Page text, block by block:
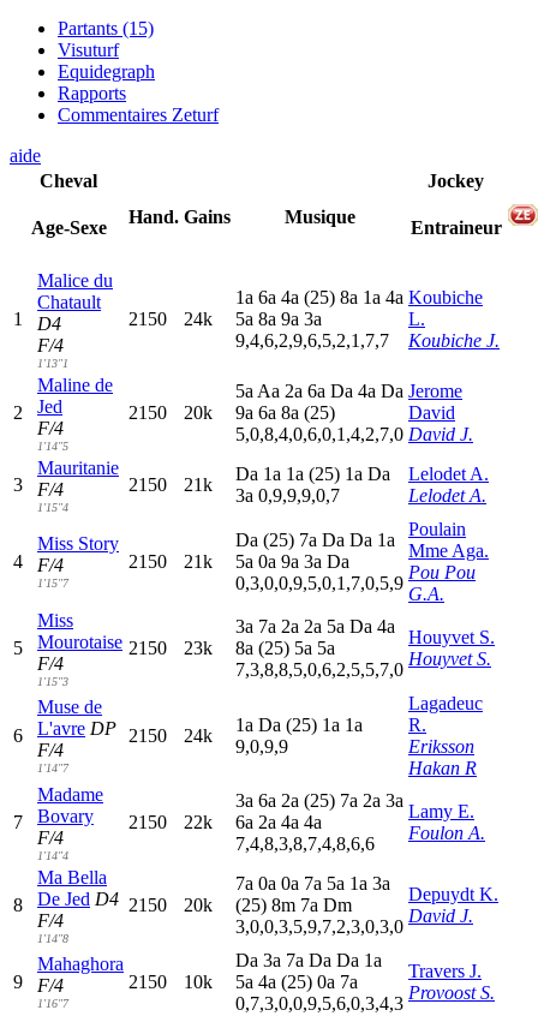
Partants (15)
Visuturf
Equidegraph
Rapports
Commentaires Zeturf
aide
Cheval
Age-Sexe
Hand. Gains Musique
Jockey
Entraineur
1
Malice du
Chatault
D4
F/4
1'13"1
2150 24k
1a 6a 4a (25) 8a 1a 4a
5a 8a 9a 3a
9,4,6,2,9,6,5,2,1,7,7
Koubiche
L.
Koubiche J.
2
Maline de
Jed
F/4
1'14"5
2150 20k
5a Aa 2a 6a Da 4a Da
9a 6a 8a (25)
5,0,8,4,0,6,0,1,4,2,7,0
Jerome
David
David J.
3
Mauritanie
F/4
1'15"4
2150 21k
Da 1a 1a (25) 1a Da
3a 0,9,9,9,0,7
Lelodet A.
Lelodet A.
4
Miss Story
F/4
1'15"7
2150 21k
Da (25) 7a Da Da 1a
5a 0a 9a 3a Da
0,3,0,0,9,5,0,1,7,0,5,9
Poulain
Mme Aga.
Pou Pou
G.A.
5
Miss
Mourotaise
F/4
1'15"3
2150 23k
3a 7a 2a 2a 5a Da 4a
8a (25) 5a 5a
7,3,8,8,5,0,6,2,5,5,7,0
Houyvet S.
Houyvet S.
6
Muse de
L'avre DP
F/4
1'14"7
2150 24k
1a Da (25) 1a 1a
9,0,9,9
Lagadeuc
R.
Eriksson
Hakan R
7
Madame
Bovary
F/4
1'14"4
2150 22k
3a 6a 2a (25) 7a 2a 3a
6a 2a 4a 4a
7,4,8,3,8,7,4,8,6,6
Lamy E.
Foulon A.
8
Ma Bella
De Jed D4
F/4
1'14"8
2150 20k
7a 0a 0a 7a 5a 1a 3a
(25) 8m 7a Dm
3,0,0,3,5,9,7,2,3,0,3,0
Depuydt K.
David J.
9
Mahaghora
F/4
1'16"7
2150 10k
Da 3a 7a Da Da 1a
5a 4a (25) 0a 7a
0,7,3,0,0,9,5,6,0,3,4,3
Travers J.
Provoost S.